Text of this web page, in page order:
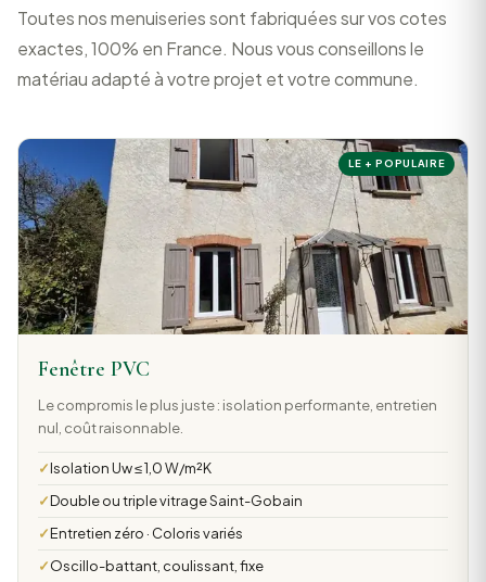
Toutes nos menuiseries sont fabriquées sur vos cotes
exactes, 100% en France. Nous vous conseillons le
matériau adapté à votre projet et votre commune.
LE + POPULAIRE
Fenêtre PVC
Le compromis le plus juste : isolation performante, entretien
nul, coût raisonnable.
Isolation Uw ≤ 1,0 W/m²K
Double ou triple vitrage Saint-Gobain
Entretien zéro · Coloris variés
Oscillo-battant, coulissant, fixe